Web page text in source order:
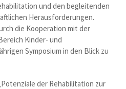
und den begleitenden
Herausforderungen.
die Kooperation mit der
Kinder- und
Symposium in den Blick zu
der Rehabilitation zur